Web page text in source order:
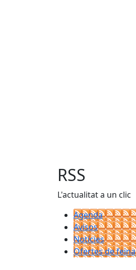
RSS
L'actualitat a un clic
Agenda
Avisos
Notícies
Ofertes de feina